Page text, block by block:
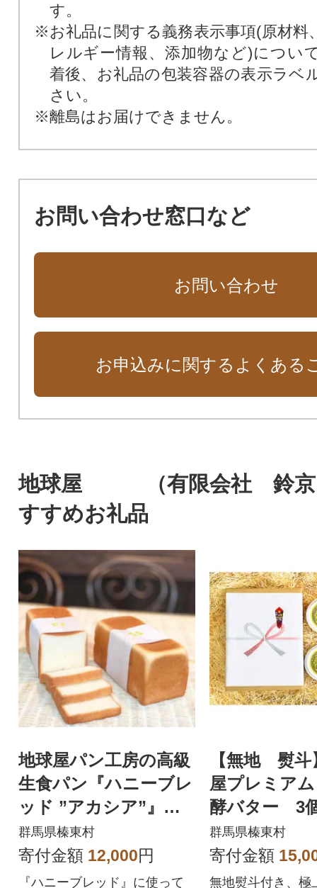
す。
※お礼品に関する義務表示事項(原材料
レルギー情報、添加物など)につい
着後、お礼品の包装容器の表示ラベ
さい。
※離島はお届けできません。
お問い合わせ窓口など
お問い合わせ
お申込みに関するよくある
地球屋 （有限会社 鈴京
すすめお礼品
地球屋パン工房の高級
生食パン『ハニーブレ
ッド ”アカシア”』 2
本(4斤)セット
群馬県榛東村
寄付金額 12,000円
『ハニーブレッド』に使って
【無地 熨
屋プレミア
酵バター 3
群馬県榛東村
寄付金額
無地熨斗付き、極